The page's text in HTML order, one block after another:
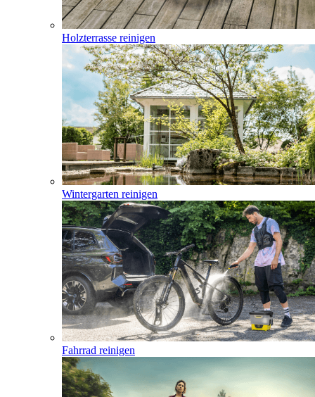
Holzterrasse reinigen
Wintergarten reinigen
Fahrrad reinigen